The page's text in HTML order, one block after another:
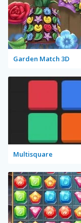
Garden Match 3D
Multisquare